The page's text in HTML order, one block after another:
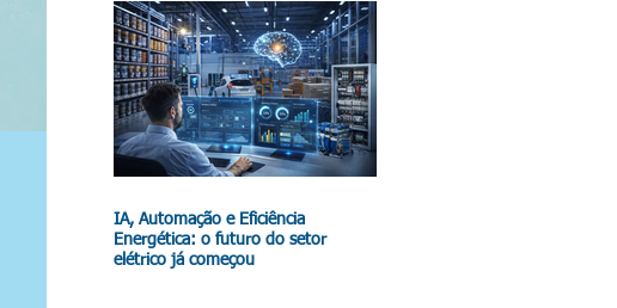
IA, Automação e Eficiência
Energética: o futuro do setor
elétrico já começou